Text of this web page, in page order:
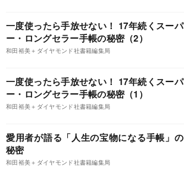
一度使ったら手放せない！ 17年続くスーパ
ー・ロングセラー手帳の秘密（2）
和田裕美＋ダイヤモンド社書籍編集局
一度使ったら手放せない！ 17年続くスーパ
ー・ロングセラー手帳の秘密（1）
和田裕美＋ダイヤモンド社書籍編集局
愛用者が語る「人生の宝物になる手帳」の
秘密
和田裕美＋ダイヤモンド社書籍編集局